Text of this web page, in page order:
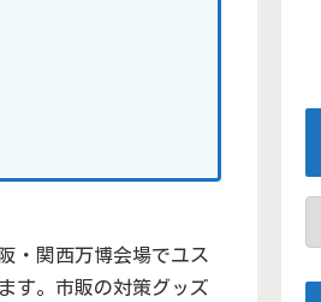
・関西万博会場でユス
す。市販の対策グッズ